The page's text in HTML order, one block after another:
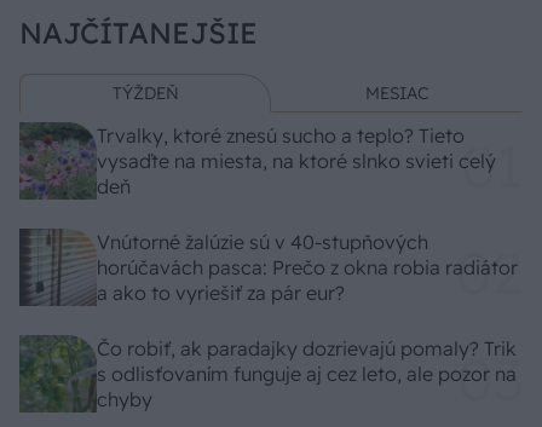
NAJČÍTANEJŠIE
TÝŽDEŇ MESIAC
Trvalky, ktoré znesú sucho a teplo? Tieto
vysaďte na miesta, na ktoré slnko svieti celý
deň
Vnútorné žalúzie sú v 40-stupňových
horúčavách pasca: Prečo z okna robia radiátor
a ako to vyriešiť za pár eur?
Čo robiť, ak paradajky dozrievajú pomaly? Trik
s odlisťovaním funguje aj cez leto, ale pozor na
chyby